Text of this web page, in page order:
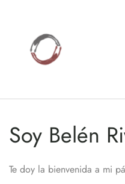
Soy Belén
Te doy la bienvenida a mi